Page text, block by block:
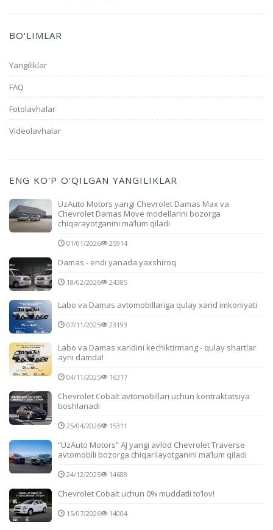
BO'LIMLAR
Yangiliklar
FAQ
Fotolavhalar
Videolavhalar
ENG KO'P O'QILGAN YANGILIKLAR
UzAuto Motors yangi Chevrolet Damas Max va
Chevrolet Damas Move modellarini bozorga
chiqarayotganini ma’lum qiladi
01/01/2026 25914
Damas - endi yanada yaxshiroq
18/02/2026 24385
Labo va Damas avtomobillariga qulay xarid imkoniyati
07/11/2025 23193
Labo va Damas xaridini kechiktirmang - qulay shartlar
ayni damda!
04/11/2025 16317
Chevrolet Cobalt avtomobillari uchun kontraktatsiya
boshlanadi
25/04/2026 15311
“UzAuto Motors” AJ yangi avlod Chevrolet Traverse
avtomobili bozorga chiqarilayotganini ma’lum qiladi
24/12/2025 14688
Chevrolet Cobalt uchun 0% muddatli to‘lov!
15/07/2026 14004